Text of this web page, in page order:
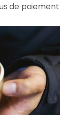
de paiement